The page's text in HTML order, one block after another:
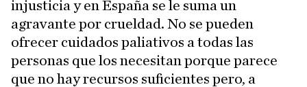
injusticia y en España se le suma un
agravante por crueldad. No se pueden
ofrecer cuidados paliativos a todas las
personas que los necesitan porque parece
que no hay recursos suficientes pero, a